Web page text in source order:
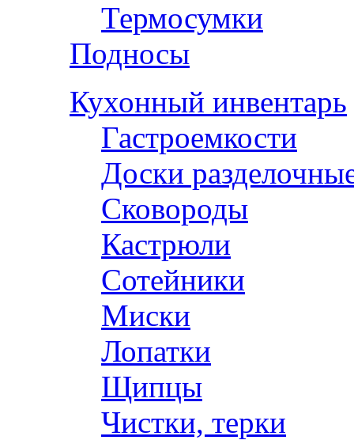
Термосумки
Подносы
Кухонный инвентарь
Гастроемкости
Доски
Сковороды
Кастрюли
Сотейники
Миски
Лопатки
Щипцы
Чистки, терки